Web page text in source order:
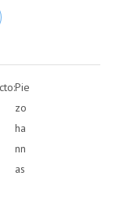
Pie
zo
ha
nn
as